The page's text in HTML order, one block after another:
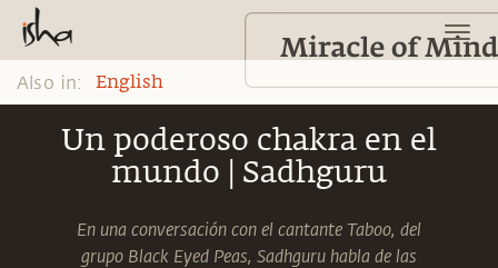
Also in: English
Un poderoso chakra en el
mundo | Sadhguru
En una conversación con el cantante Taboo, del
grupo Black Eyed Peas, Sadhguru habla de las